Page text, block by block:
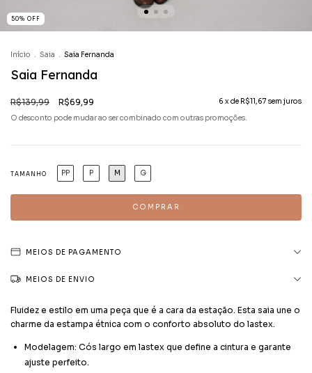
50% OFF
Início . Saia . Saia Fernanda
Saia Fernanda
R$139,99 R$69,99 6 x de R$11,67 sem juros
O desconto pode mudar ao ser combinado com outras promoções.
TAMANHO PP P M G
MEIOS DE PAGAMENTO
MEIOS DE ENVIO
Fluidez e estilo em uma peça que é a cara da estação. Esta saia une o
charme da estampa étnica com o conforto absoluto do lastex.
Modelagem: Cós largo em lastex que define a cintura e garante
ajuste perfeito.